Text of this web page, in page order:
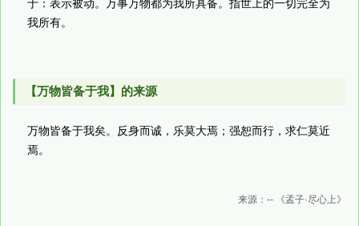
于：表示被动。万事万物都为我所具备。指世上的一切完全为
我所有。
【万物皆备于我】的来源
万物皆备于我矣。反身而诚，乐莫大焉；强恕而行，求仁莫近
焉。
来源：-- 《孟子·尽心上》